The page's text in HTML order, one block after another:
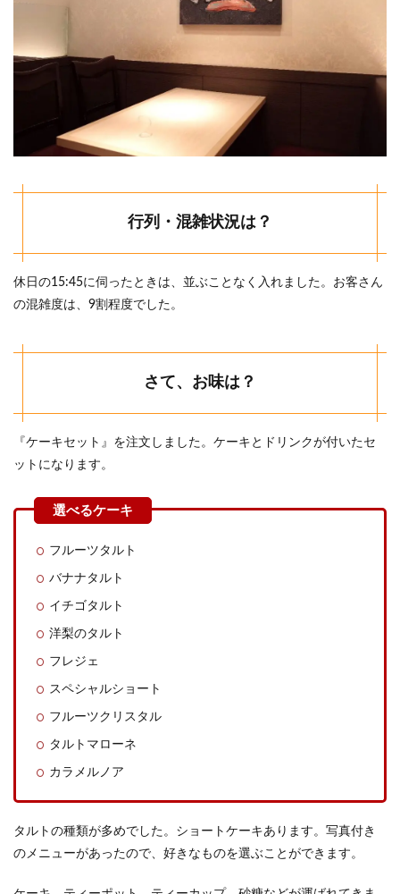
行列・混雑状況は？
休日の15:45に伺ったときは、並ぶことなく入れました。お客さん
の混雑度は、9割程度でした。
さて、お味は？
『ケーキセット』を注文しました。ケーキとドリンクが付いたセ
ットになります。
フルーツタルト
バナナタルト
イチゴタルト
洋梨のタルト
フレジェ
スペシャルショート
フルーツクリスタル
タルトマローネ
カラメルノア
タルトの種類が多めでした。ショートケーキあります。写真付き
のメニューがあったので、好きなものを選ぶことができます。